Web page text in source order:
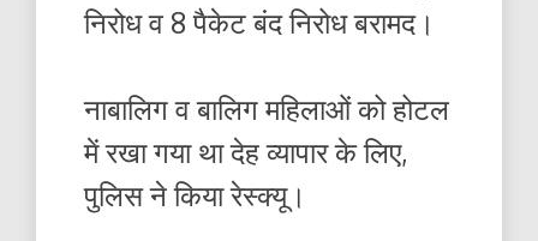
निरोध व 8 पैकेट बंद निरोध बरामद।
नाबालिग व बालिग महिलाओं को होटल
में रखा गया था देह व्यापार के लिए,
पुलिस ने किया रेस्क्यू।